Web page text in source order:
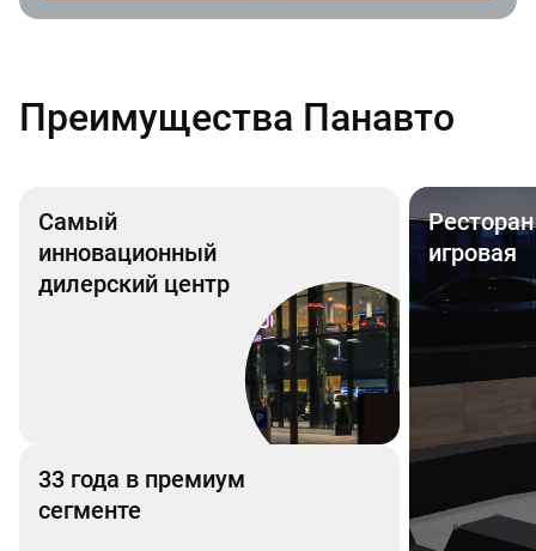
Преимущества Панавто
Самый
инновационный
дилерский центр
33 года в премиум
сегменте
игровая